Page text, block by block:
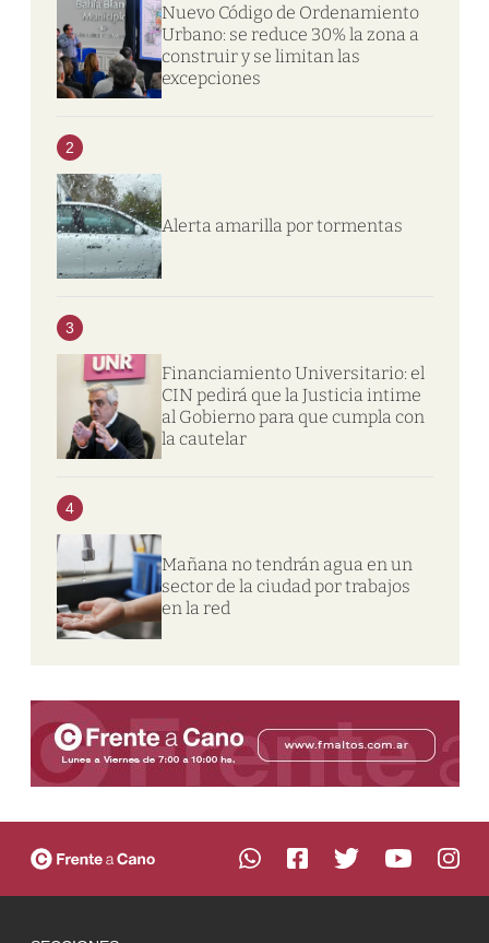
Nuevo Código de Ordenamiento
Urbano: se reduce 30% la zona a
construir y se limitan las
excepciones
2
Alerta amarilla por tormentas
3
Financiamiento Universitario: el
CIN pedirá que la Justicia intime
al Gobierno para que cumpla con
la cautelar
4
Mañana no tendrán agua en un
sector de la ciudad por trabajos
en la red